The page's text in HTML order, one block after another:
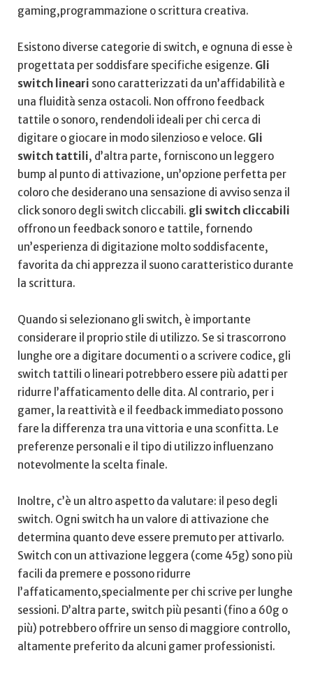
gaming,programmazione o scrittura creativa.
Esistono diverse categorie di switch, e ognuna di esse è
progettata per soddisfare​ specifiche esigenze. Gli
switch lineari ‍sono caratterizzati da un’affidabilità e
‍una fluidità senza ostacoli. Non offrono feedback
tattile o sonoro, rendendoli ideali per chi cerca di
digitare o giocare in modo⁤ silenzioso e veloce. Gli
switch tattili, d’altra parte, forniscono un leggero
bump ⁣al punto di attivazione, un’opzione⁣ perfetta per
coloro che desiderano una sensazione di avviso senza il
click sonoro degli switch cliccabili. gli switch cliccabili
offrono un feedback sonoro e tattile, fornendo
un’esperienza di digitazione molto soddisfacente,‌
favorita ⁤da chi apprezza il suono⁣ caratteristico durante
la scrittura.
Quando si selezionano gli switch, è importante
considerare il proprio‍ stile di utilizzo. Se si trascorrono
lunghe⁤ ore⁤ a digitare documenti o a scrivere codice, gli
switch tattili ⁣o lineari potrebbero​ essere più adatti per
ridurre l’affaticamento delle dita. Al contrario, ​per i⁤
gamer, la reattività e il ⁤feedback ⁣immediato⁢ possono
fare la differenza tra una vittoria e una sconfitta. Le
preferenze personali e il ⁣tipo di utilizzo influenzano
notevolmente ​la scelta​ finale.
Inoltre, c’è un altro aspetto da valutare: il peso degli
switch. Ogni switch ha un‍ valore di attivazione che
⁣determina quanto deve essere premuto per attivarlo.⁤
Switch con un attivazione leggera (come ⁤45g) sono più
facili da premere e possono ridurre
l’affaticamento,specialmente per⁢ chi scrive ‍per lunghe
sessioni. D’altra parte, switch più pesanti (fino a 60g ‌o
più) potrebbero offrire un senso di maggiore controllo,
altamente preferito da alcuni gamer professionisti.